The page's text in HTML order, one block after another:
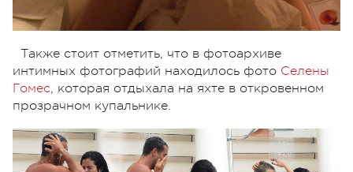
Также стоит отметить, что в фотоархиве
интимных фотографий находилось фото Селены
Гомес, которая отдыхала на яхте в откровенном
прозрачном купальнике.